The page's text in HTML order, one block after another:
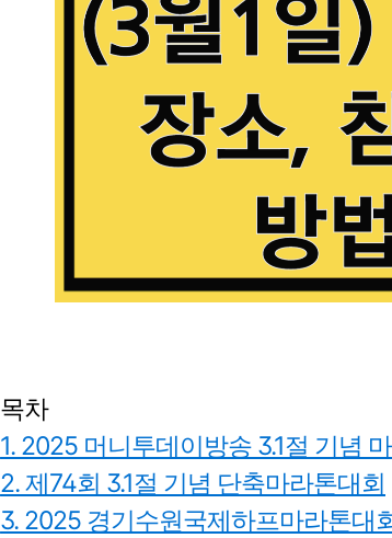
목차
1. 2025 머니투데이방송 3.1절 기념
2. 제74회 3.1절 기념 단축마라톤대회
3. 2025 경기수원국제하프마라톤대